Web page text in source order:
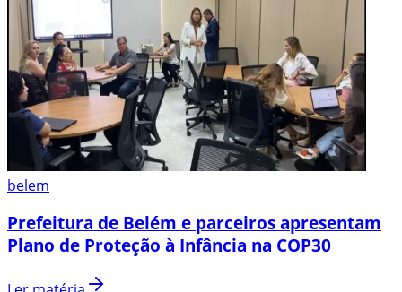
belem
Prefeitura de Belém e parceiros apresentam
Plano de Proteção à Infância na COP30